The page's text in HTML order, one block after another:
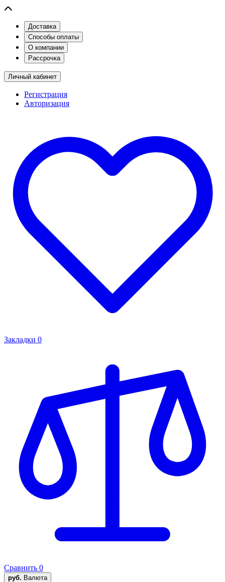
Доставка
Способы оплаты
О компании
Рассрочка
Личный кабинет
Регистрация
Авторизация
Закладки 0
Сравнить 0
руб. Валюта